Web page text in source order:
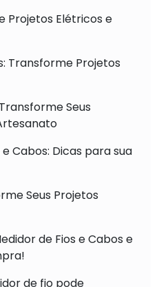
Projetos Elétricos e
Transforme Projetos
Seus
Cabos: Dicas para sua
Seus Projetos
de Fios e Cabos e
de fio pode